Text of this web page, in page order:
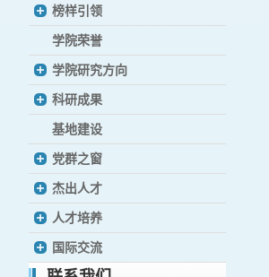
榜样引领
学院荣誉
学院研究方向
科研成果
基地建设
党群之窗
杰出人才
人才培养
国际交流